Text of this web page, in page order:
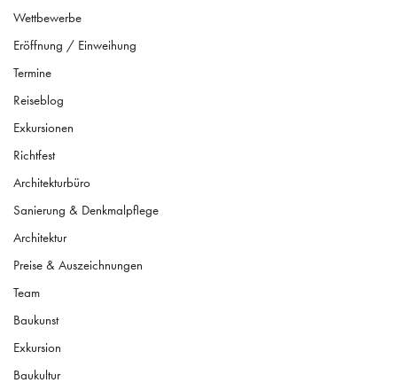
Wettbewerbe
Eröffnung / Einweihung
Termine
Reiseblog
Exkursionen
Richtfest
Architekturbüro
Sanierung & Denkmalpflege
Architektur
Preise & Auszeichnungen
Team
Baukunst
Exkursion
Baukultur